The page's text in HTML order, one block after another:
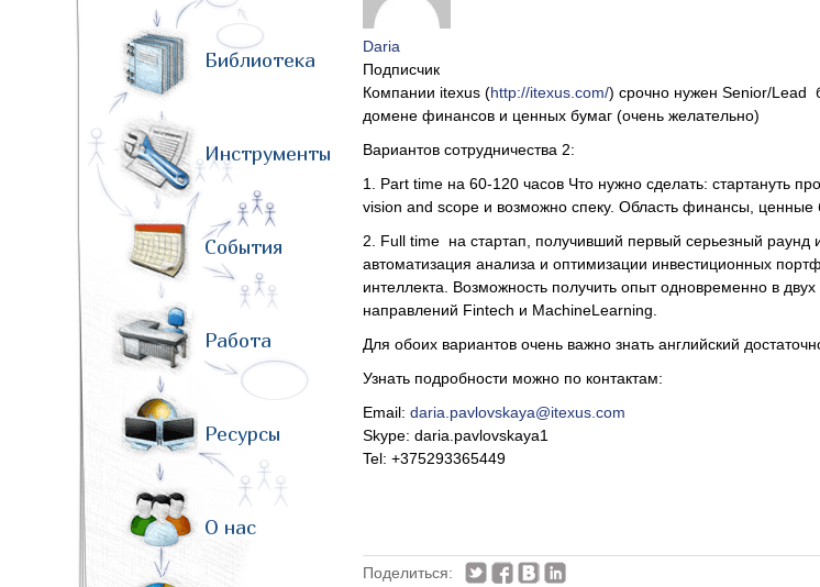
Библиотека
Инструменты
События
Работа
Ресурсы
О нас
Daria
Подписчик
Компании itexus (http://itexus.com/) срочно нужен Senior/Lead
домене финансов и ценных бумаг (очень желательно)
Вариантов сотрудничества 2:
1. Part time на 60-120 часов Что нужно сделать: стартануть
vision and scope и возможно спеку. Область финансы,
2. Full time на стартап, получивший первый серьезный раунд
автоматизация анализа и оптимизации инвестиционных
интеллекта. Возможность получить опыт одновременно в
направлений Fintech и MachineLearning.
Для обоих вариантов очень важно знать английский
Узнать подробности можно по контактам:
Email: daria.pavlovskaya@itexus.com
Skype: daria.pavlovskaya1
Tel: +375293365449
Поделиться: